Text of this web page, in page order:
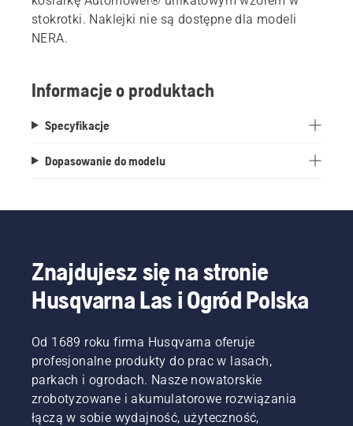
stokrotki. Naklejki nie są dostępne dla modeli
NERA.
Informacje o produktach
Specyfikacje
Dopasowanie do modelu
Znajdujesz się na stronie
Husqvarna Las i Ogród Polska
Od 1689 roku firma Husqvarna oferuje
profesjonalne produkty do prac w lasach,
parkach i ogrodach. Nasze nowatorskie
zrobotyzowane i akumulatorowe rozwiązania
łączą w sobie wydajność, użyteczność,